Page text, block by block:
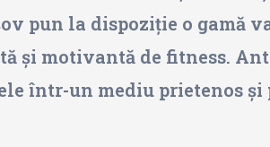
pun la dispoziție o gamă
și motivantă de fitness.
într-un mediu prietenos și